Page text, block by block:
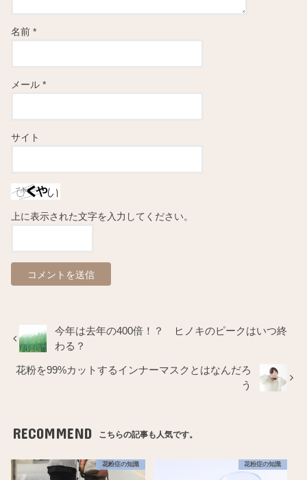
名前*
メール*
サイト
上に表示された文字を入力してください。
今年は去年の400倍！？ ヒノキのピークはいつ終
わる？
花粉を99%カットするインナーマスクとはなんだろ
う
RECOMMEND こちらの記事も人気です。
花粉症の知識 花粉症の知識